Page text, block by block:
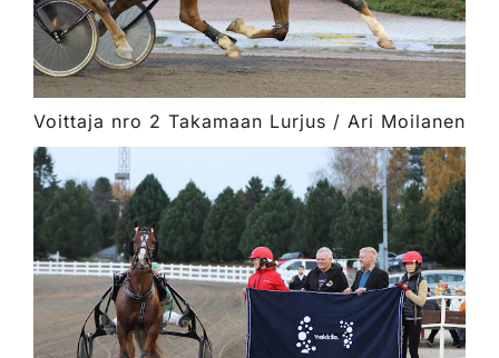
Voittaja nro 2 Takamaan Lurjus / Ari Moilanen